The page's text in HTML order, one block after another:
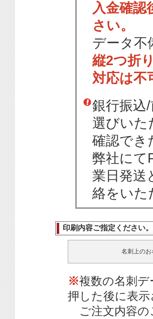
入金確認
さい。
データ不
縦2つ折
対応は不
銀行振込
選びいた
確認でき
弊社にて
業日発送
絡をいた
印刷内容ご指定ください。
名刺上のお
※複数の名刺
押した後に表示
ご注文内容の